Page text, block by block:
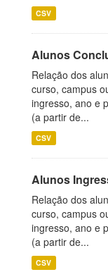
CSV
Alunos
Relação dos
curso, campus
ingresso, ano e
(a partir de...
CSV
Alunos
Relação dos
curso, campus
ingresso, ano e
(a partir de...
CSV